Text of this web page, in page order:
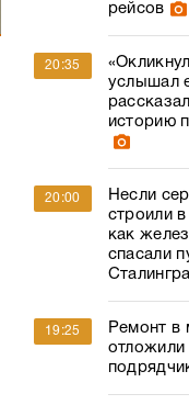
рейсов
20:35
услышал
историю
20:00
Несли
строили
как
спасали
19:25
Ремонт в
отложили